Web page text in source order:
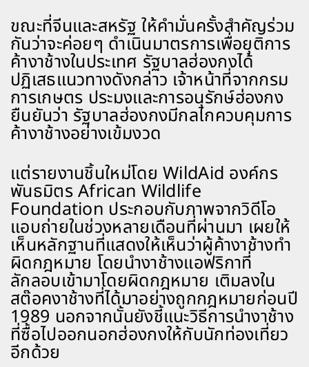
ขณะที่จีนและสหรัฐ ให้คำมั่นครั้งสำคัญร่วม
กันว่าจะค่อยๆ ดำเนินมาตรการเพื่อยุติการ
ค้างาช้างในประเทศ รัฐบาลฮ่องกงได้
ปฏิเสธแนวทางดังกล่าว เจ้าหน้าที่จากกรม
การเกษตร ประมงและการอนุรักษ์ฮ่องกง
ยืนยันว่า รัฐบาลฮ่องกงมีกลไกควบคุมการ
ค้างาช้างอย่างเข้มงวด
แต่รายงานชิ้นใหม่โดย WildAid องค์กร
พันธมิตร African Wildlife
Foundation ประกอบกับภาพจากวิดีโอ
แอบถ่ายในช่วงหลายเดือนที่ผ่านมา เผยให้
เห็นหลักฐานที่แสดงให้เห็นว่าผู้ค้างาช้างทำ
ผิดกฎหมาย โดยนำงาช้างแอฟริกาที่
ลักลอบเข้ามาโดยผิดกฎหมาย เติมลงใน
สต๊อคงาช้างที่ได้มาอย่างถูกกฎหมายก่อนปี
1989 นอกจากนั้นยังชี้แนะวิธีการนำงาช้าง
ที่ซื้อไปออกนอกฮ่องกงให้กับนักท่องเที่ยว
อีกด้วย